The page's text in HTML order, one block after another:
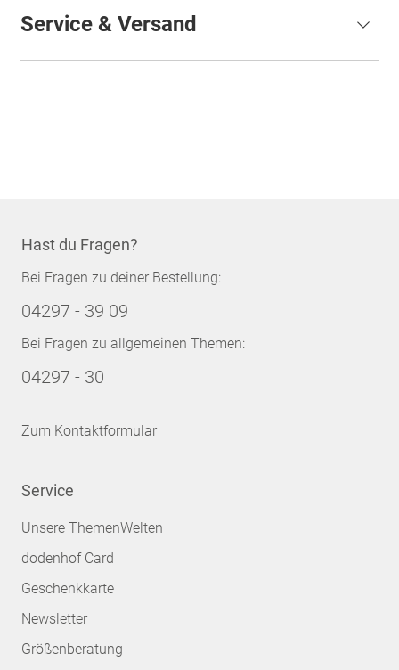
Service & Versand
Hast du Fragen?
Bei Fragen zu deiner Bestellung:
04297 - 39 09
Bei Fragen zu allgemeinen Themen:
04297 - 30
Zum Kontaktformular
Service
Unsere ThemenWelten
dodenhof Card
Geschenkkarte
Newsletter
Größenberatung